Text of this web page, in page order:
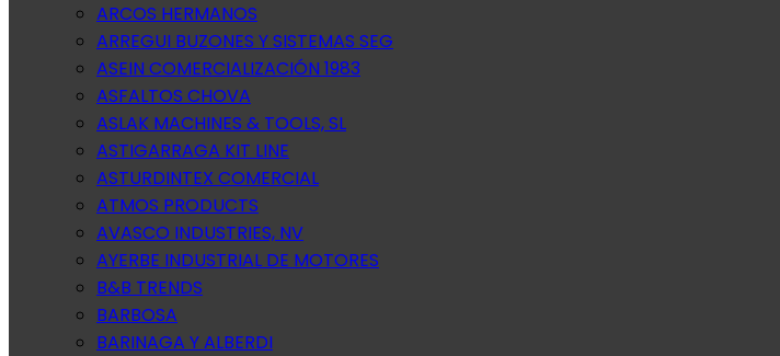
ARCOS HERMANOS
ARREGUI BUZONES Y SISTEMAS SEG
ASEIN COMERCIALIZACIÓN 1983
ASFALTOS CHOVA
ASLAK MACHINES & TOOLS, SL
ASTIGARRAGA KIT LINE
ASTURDINTEX COMERCIAL
ATMOS PRODUCTS
AVASCO INDUSTRIES, NV
AYERBE INDUSTRIAL DE MOTORES
B&B TRENDS
BARBOSA
BARINAGA Y ALBERDI